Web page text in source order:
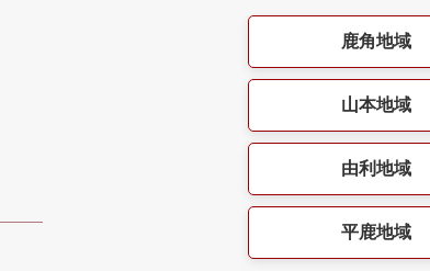
鹿角地域
山本地域
由利地域
平鹿地域